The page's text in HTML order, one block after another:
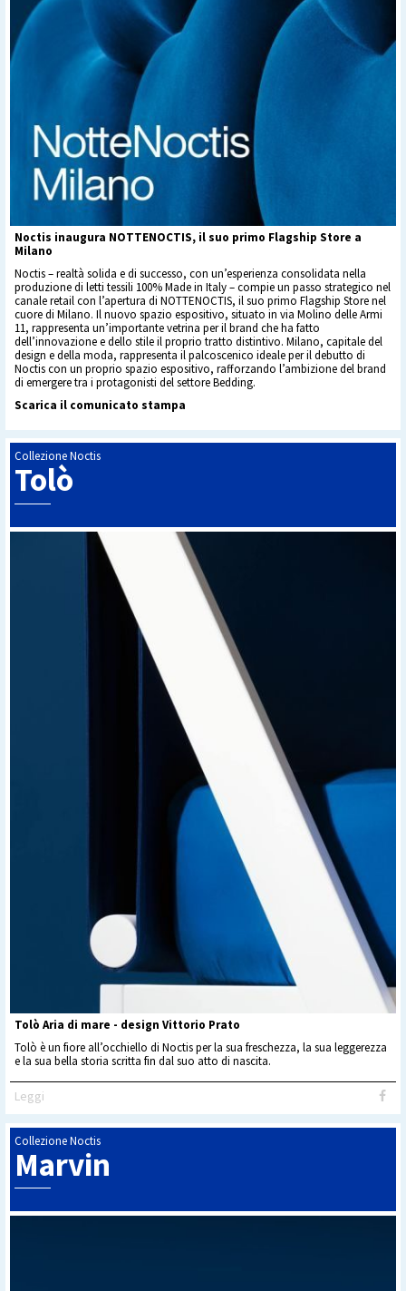
Noctis inaugura NOTTENOCTIS, il suo primo Flagship Store a
Milano
Noctis – realtà solida e di successo, con un’esperienza consolidata nella
produzione di letti tessili 100% Made in Italy – compie un passo strategico nel
canale retail con l’apertura di NOTTENOCTIS, il suo primo Flagship Store nel
cuore di Milano. Il nuovo spazio espositivo, situato in via Molino delle Armi
11, rappresenta un’importante vetrina per il brand che ha fatto
dell’innovazione e dello stile il proprio tratto distintivo. Milano, capitale del
design e della moda, rappresenta il palcoscenico ideale per il debutto di
Noctis con un proprio spazio espositivo, rafforzando l’ambizione del brand
di emergere tra i protagonisti del settore Bedding.
Scarica il comunicato stampa
Collezione Noctis
Tolò
Tolò Aria di mare - design Vittorio Prato
Tolò è un fiore all’occhiello di Noctis per la sua freschezza, la sua leggerezza
e la sua bella storia scritta fin dal suo atto di nascita.
Leggi
Collezione Noctis
Marvin